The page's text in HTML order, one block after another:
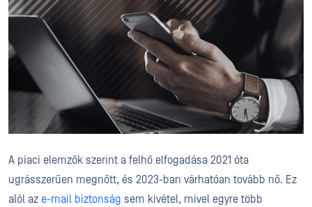
A piaci elemzők szerint a felhő elfogadása 2021 óta
ugrásszerűen megnőtt, és 2023-ban várhatóan tovább nő. Ez
alól az e-mail biztonság sem kivétel, mivel egyre több